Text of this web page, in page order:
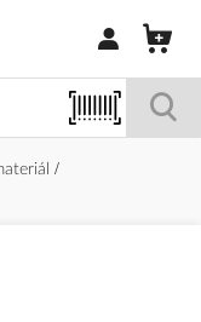
Přihlásit/